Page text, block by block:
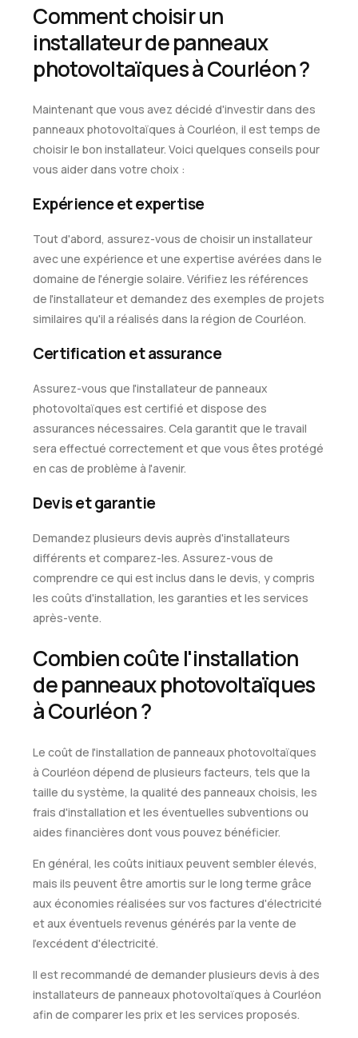
Comment choisir un
installateur de panneaux
photovoltaïques à Courléon ?
Maintenant que vous avez décidé d'investir dans des
panneaux photovoltaïques à Courléon, il est temps de
choisir le bon installateur. Voici quelques conseils pour
vous aider dans votre choix :
Expérience et expertise
Tout d'abord, assurez-vous de choisir un installateur
avec une expérience et une expertise avérées dans le
domaine de l'énergie solaire. Vérifiez les références
de l'installateur et demandez des exemples de projets
similaires qu'il a réalisés dans la région de Courléon.
Certification et assurance
Assurez-vous que l'installateur de panneaux
photovoltaïques est certifié et dispose des
assurances nécessaires. Cela garantit que le travail
sera effectué correctement et que vous êtes protégé
en cas de problème à l'avenir.
Devis et garantie
Demandez plusieurs devis auprès d'installateurs
différents et comparez-les. Assurez-vous de
comprendre ce qui est inclus dans le devis, y compris
les coûts d'installation, les garanties et les services
après-vente.
Combien coûte l'installation
de panneaux photovoltaïques
à Courléon ?
Le coût de l'installation de panneaux photovoltaïques
à Courléon dépend de plusieurs facteurs, tels que la
taille du système, la qualité des panneaux choisis, les
frais d'installation et les éventuelles subventions ou
aides financières dont vous pouvez bénéficier.
En général, les coûts initiaux peuvent sembler élevés,
mais ils peuvent être amortis sur le long terme grâce
aux économies réalisées sur vos factures d'électricité
et aux éventuels revenus générés par la vente de
l'excédent d'électricité.
Il est recommandé de demander plusieurs devis à des
installateurs de panneaux photovoltaïques à Courléon
afin de comparer les prix et les services proposés.